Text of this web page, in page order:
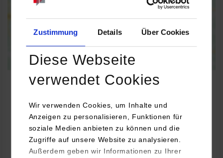
Zustimmung Details Über Cookies
Diese Webseite
verwendet Cookies
Wir verwenden Cookies, um Inhalte und
Anzeigen zu personalisieren, Funktionen für
soziale Medien anbieten zu können und die
Zugriffe auf unsere Website zu analysieren.
Außerdem geben wir Informationen zu Ihrer
engomo GmbH
Marktstraße 52